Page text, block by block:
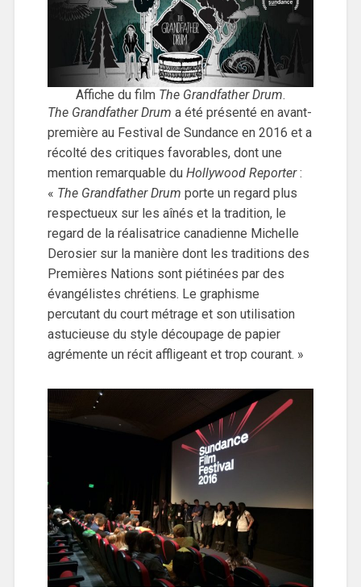
Affiche du film The Grandfather Drum.
The Grandfather Drum a été présenté en avant-
première au Festival de Sundance en 2016 et a
récolté des critiques favorables, dont une
mention remarquable duHollywood Reporter:
« The Grandfather Drum porte un regard plus
respectueux sur les aînés et la tradition, le
regard de la réalisatrice canadienne Michelle
Derosier sur la manière dont les traditions des
Premières Nations sont piétinées par des
évangélistes chrétiens. Le graphisme
percutant du court métrage et son utilisation
astucieuse du style découpage de papier
agrémente un récit affligeant et trop courant. »